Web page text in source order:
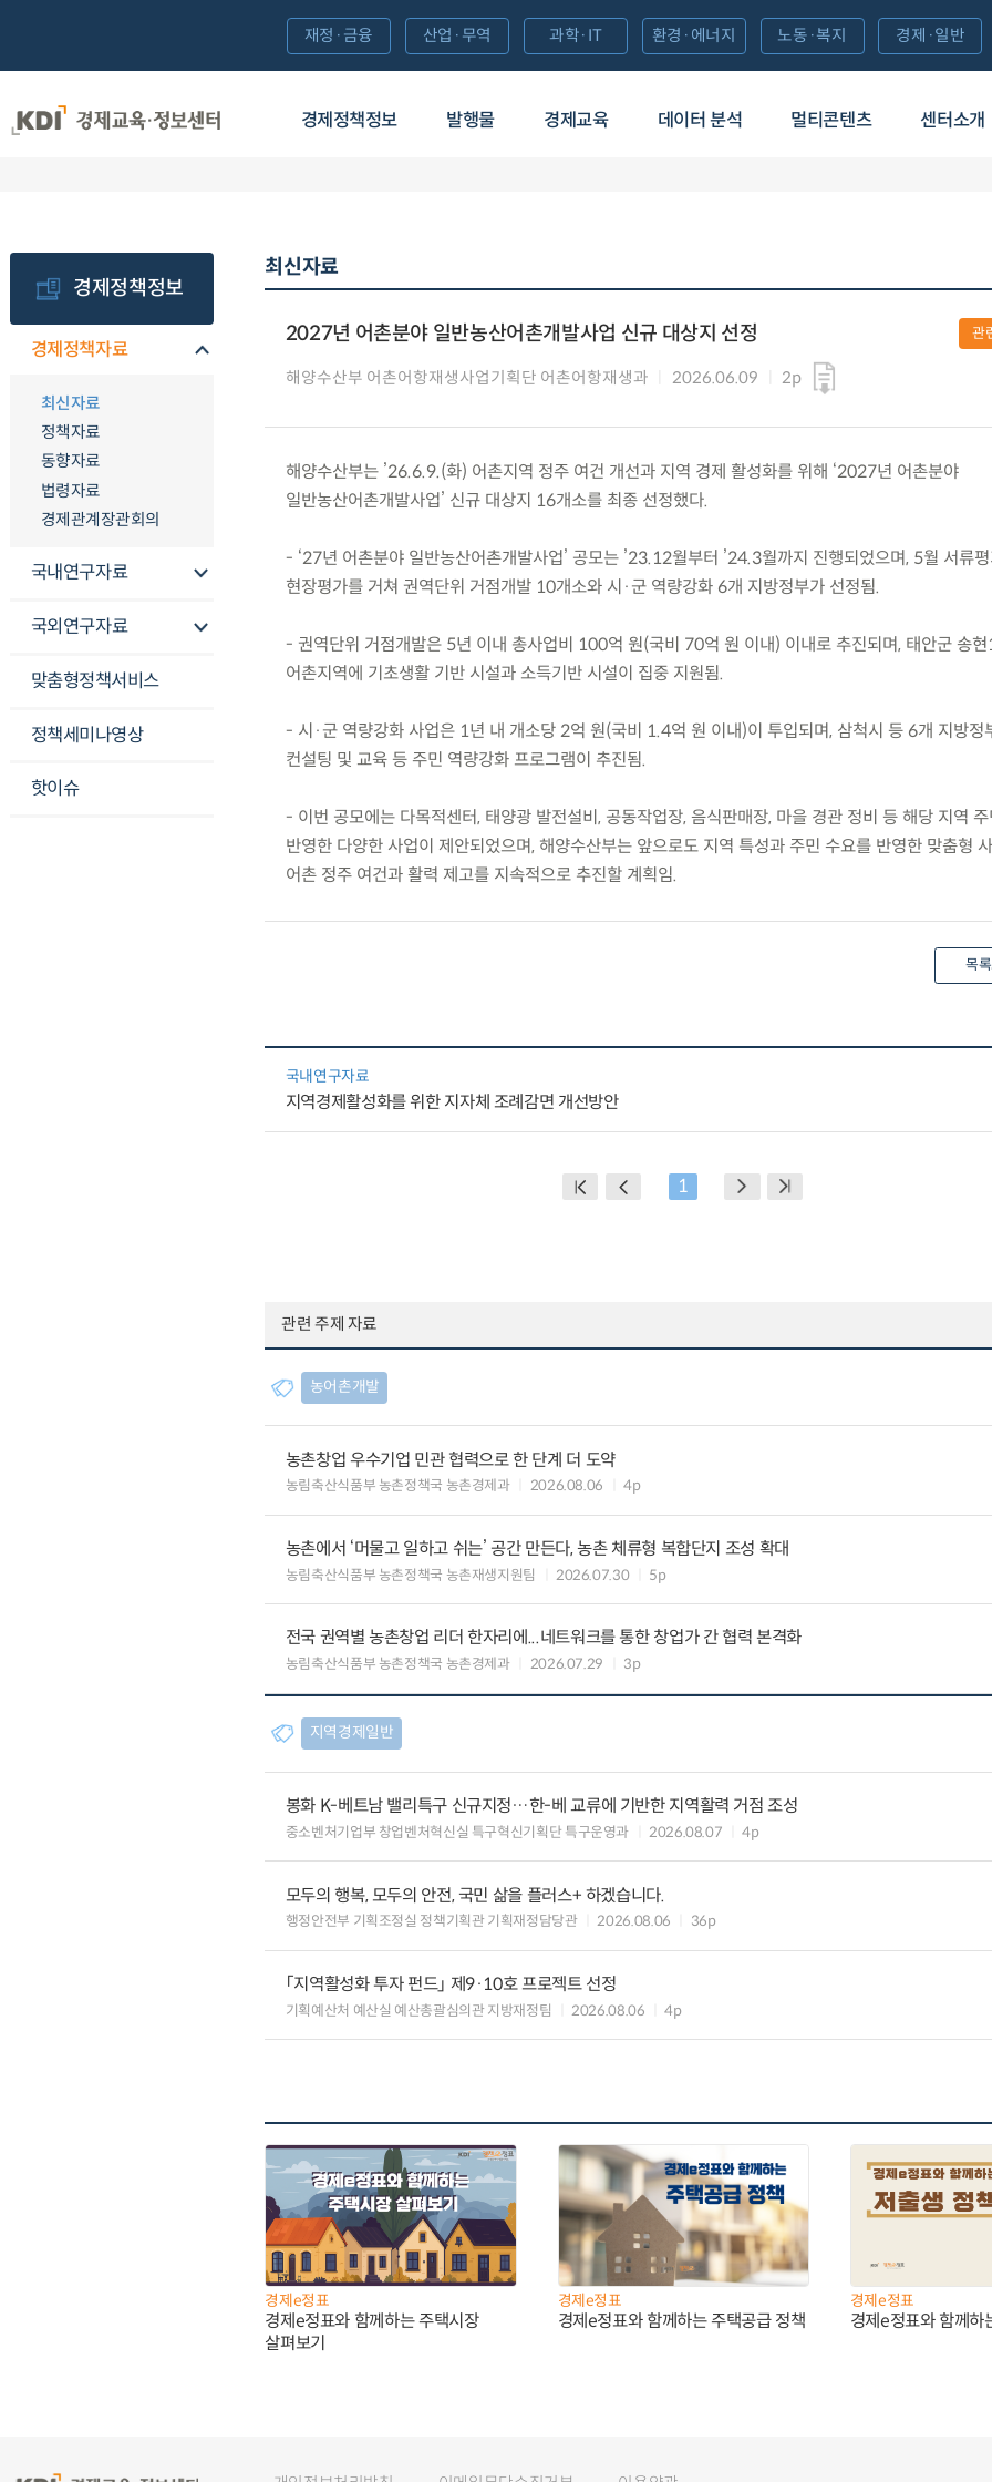
경제정책정보 발행물 경제교육 데이터 분석 멀티콘텐츠 센터소개
재정·금융 산업·무역 과학·IT 환경·에너지 노동·복지 경제·일반
경제정책정보
경제정책자료
최신자료
정책자료
동향자료
법령자료
경제관계장관회의
국내연구자료
국외연구자료
맞춤형정책서비스
정책세미나영상
핫이슈
최신자료
2027년 어촌분야 일반농산어촌개발사업 신규 대상지 선정
해양수산부 어촌어항재생사업기획단 어촌어항재생과 2026.06.09 2p
관
해양수산부는 ’26.6.9.(화) 어촌지역 정주 여건 개선과 지역 경제 활성화를 위해 ‘2027년 어촌분야
일반농산어촌개발사업’ 신규 대상지 16개소를 최종 선정했다.
- ‘27년 어촌분야 일반농산어촌개발사업’ 공모는 ’23.12월부터 ’24.3월까지 진행되었으며, 5월 서류
현장평가를 거쳐 권역단위 거점개발 10개소와 시·군 역량강화 6개 지방정부가 선정됨.
- 권역단위 거점개발은 5년 이내 총사업비 100억 원(국비 70억 원 이내) 이내로 추진되며, 태안군 송
어촌지역에 기초생활 기반 시설과 소득기반 시설이 집중 지원됨.
- 시·군 역량강화 사업은 1년 내 개소당 2억 원(국비 1.4억 원 이내)이 투입되며, 삼척시 등 6개 지방정
컨설팅 및 교육 등 주민 역량강화 프로그램이 추진됨.
- 이번 공모에는 다목적센터, 태양광 발전설비, 공동작업장, 음식판매장, 마을 경관 정비 등 해당 지역
반영한 다양한 사업이 제안되었으며, 해양수산부는 앞으로도 지역 특성과 주민 수요를 반영한 맞춤형
어촌 정주 여건과 활력 제고를 지속적으로 추진할 계획임.
목
국내연구자료
지역경제활성화를 위한 지자체 조례감면 개선방안
1
관련 주제 자료
농어촌개발
농촌창업 우수기업 민관 협력으로 한 단계 더 도약
농림축산식품부 농촌정책국 농촌경제과 2026.08.06 4p
농촌에서 ‘머물고 일하고 쉬는’ 공간 만든다, 농촌 체류형 복합단지 조성 확대
농림축산식품부 농촌정책국 농촌재생지원팀 2026.07.30 5p
전국 권역별 농촌창업 리더 한자리에...네트워크를 통한 창업가 간 협력 본격화
농림축산식품부 농촌정책국 농촌경제과 2026.07.29 3p
지역경제일반
봉화 K-베트남 밸리특구 신규지정…한-베 교류에 기반한 지역활력 거점 조성
중소벤처기업부 창업벤처혁신실 특구혁신기획단 특구운영과 2026.08.07 4p
모두의 행복, 모두의 안전, 국민 삶을 플러스+ 하겠습니다.
행정안전부 기획조정실 정책기획관 기획재정담당관 2026.08.06 36p
「지역활성화 투자 펀드」 제9·10호 프로젝트 선정
기획예산처 예산실 예산총괄심의관 지방재정팀 2026.08.06 4p
경제e정표
경제e정표와 함께하는 주택시장
살펴보기
경제e정표
경제e정표와 함께하는 주택공급 정책
경제e정표
경제e정표와 함께하